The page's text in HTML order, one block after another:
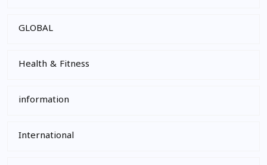
GLOBAL
Health & Fitness
information
International